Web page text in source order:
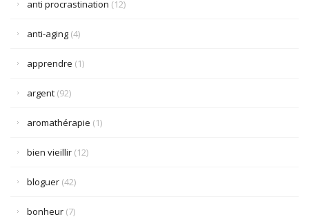
anti procrastination (12)
anti-aging (4)
apprendre (1)
argent (92)
aromathérapie (1)
bien vieillir (12)
bloguer (42)
bonheur (7)